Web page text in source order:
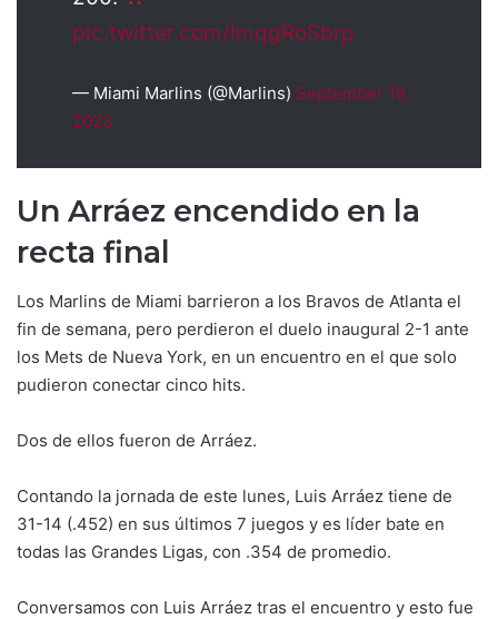
pic.twitter.com/lmqgRoSbrp
— Miami Marlins (@Marlins) September 18,
2023
Un Arráez encendido en la
recta final
Los Marlins de Miami barrieron a los Bravos de Atlanta el
fin de semana, pero perdieron el duelo inaugural 2-1 ante
los Mets de Nueva York, en un encuentro en el que solo
pudieron conectar cinco hits.
Dos de ellos fueron de Arráez.
Contando la jornada de este lunes, Luis Arráez tiene de
31-14 (.452) en sus últimos 7 juegos y es líder bate en
todas las Grandes Ligas, con .354 de promedio.
Conversamos con Luis Arráez tras el encuentro y esto fue